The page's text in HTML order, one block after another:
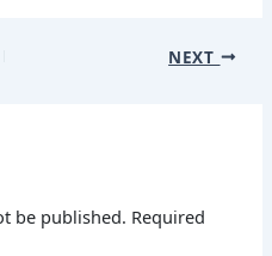
NEXT
be published. Required